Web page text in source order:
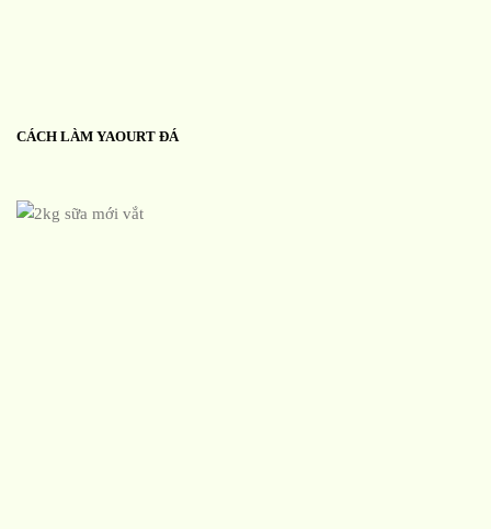
CÁCH LÀM YAOURT ĐÁ